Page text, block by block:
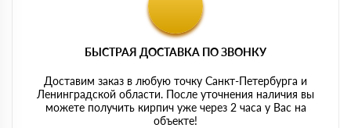
БЫСТРАЯ ДОСТАВКА ПО ЗВОНКУ
Доставим заказ в любую точку Санкт-Петербурга и
Ленинградской области. После уточнения наличия вы
можете получить кирпич уже через 2 часа у Вас на
объекте!